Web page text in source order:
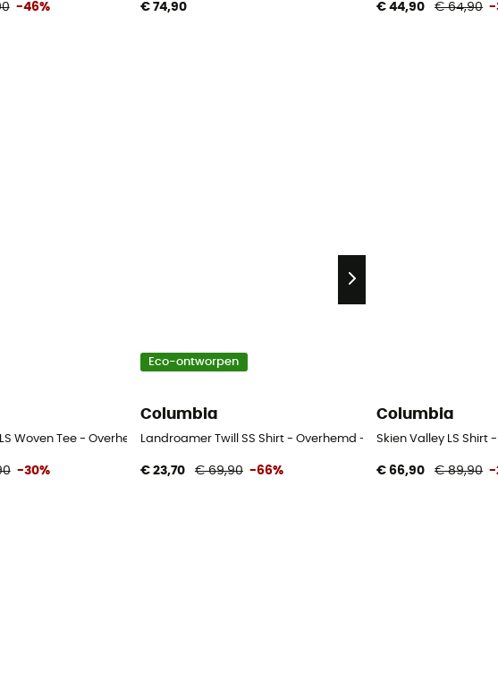
-46% € 74,90 € 44,90 € 64,90 -
Woven Tee - Overhemd - Heren
-30%
Eco-ontworpen
Columbia
Landroamer Twill SS Shirt - Overhemd - Heren
€ 23,70 € 69,90 -66%
Columbia
Skien Valley LS Shirt
€ 66,90 € 89,90 -